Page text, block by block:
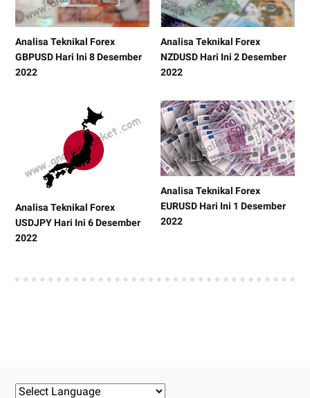
Analisa Teknikal Forex
GBPUSD Hari Ini 8 Desember
2022
Analisa Teknikal Forex
NZDUSD Hari Ini 2 Desember
2022
Analisa Teknikal Forex
USDJPY Hari Ini 6 Desember
2022
Analisa Teknikal Forex
EURUSD Hari Ini 1 Desember
2022